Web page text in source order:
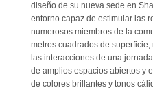
diseño de su nueva sede en
entorno capaz de estimular las
numerosos miembros de la
metros cuadrados de
las interacciones de una
de amplios espacios abiertos y
de colores brillantes y tonos